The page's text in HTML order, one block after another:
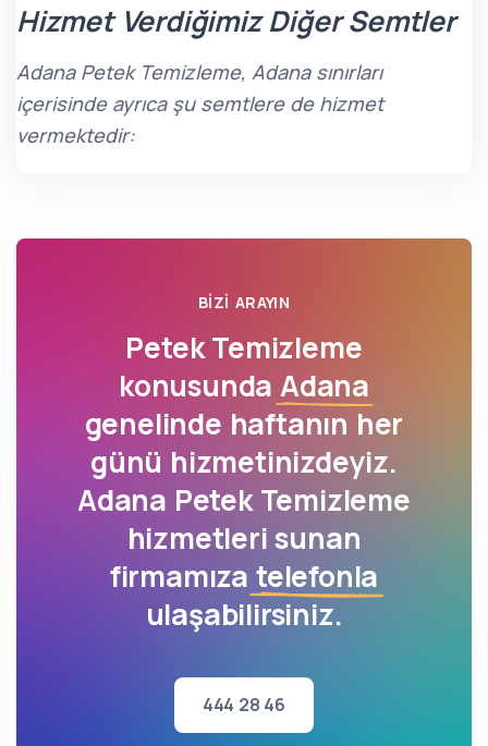
Hizmet Verdiğimiz Diğer Semtler
Adana Petek Temizleme, Adana sınırları
içerisinde ayrıca şu semtlere de hizmet
vermektedir:
BIZI ARAYIN
Petek Temizleme
konusunda Adana
genelinde haftanın her
günü hizmetinizdeyiz.
Adana Petek Temizleme
hizmetleri sunan
firmamıza telefonla
ulaşabilirsiniz.
444 28 46